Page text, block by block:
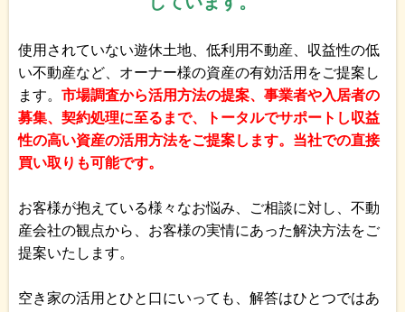
使用されていない遊休土地、低利用不動産、収益性の低
い不動産など、オーナー様の資産の有効活用をご提案し
ます。 市場調査から活用方法の提案、事業者や入居者の
募集、契約処理に至るまで、トータルでサポートし収益
性の高い資産の活用方法をご提案します。当社での直接
買い取りも可能です。
お客様が抱えている様々なお悩み、ご相談に対し、不動
産会社の観点から、お客様の実情にあった解決方法をご
提案いたします。
空き家の活用とひと口にいっても、解答はひとつではあ